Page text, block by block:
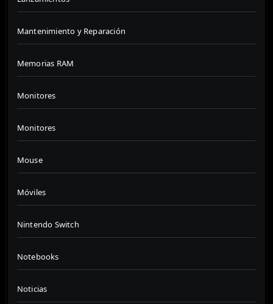
Mantenimiento y Reparación
Memorias RAM
Monitores
Monitores
Mouse
Móviles
Nintendo Switch
Notebooks
Noticias